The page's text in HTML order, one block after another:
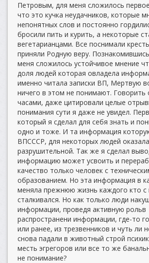
Петровым, для меня сложилось
что это кучка неудачников, которые
непонятных слов и постоянно
бросили пить и курить, а некоторые
вегетарианцами. Все поснимали
приняли Родную веру.
меня сложилось устойчивое мнение
доля людей которая овладела
именно читала записки ВП, Мертвую
ничего в этом не понимают. Говорить
часами, даже цитировали целые
понимания сути я даже не увидел.
который я сделал для себя знать и
одно и тоже. И та информация
ВПСССР, для некоторых людей
разрушительной. Так же я сделал
информацию может усвоить и
качество только человек с
образованием. Но эта информация в
меняла прежнюю жизнь каждого кто с
сталкивался. Но как только люди
информации, проведя активную рольв
распространени информации, где-то
или ранее, из трезвенников и чуть ли
снова падали в животный строй
месть эгрегоров или все то же
не понимание?